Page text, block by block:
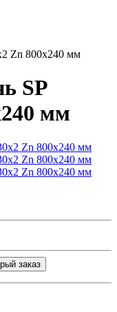
Zn 800х240 мм
SР
мм
заказ